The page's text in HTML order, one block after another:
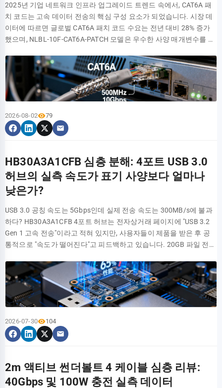
2025년 기업 네트워크 인프라 업그레이드 트렌드 속에서, CAT6A 패
치 코드는 고속 데이터 전송의 핵심 구성 요소가 되었습니다. 시장 데
이터에 따르면 글로벌 CAT6A 패치 코드 수요는 전년 대비 28% 증가
했으며, NLBL-10F-CAT6A-PATCH 모델은 우수한 사양 매개변수를 바
있습니다. 이 패치 코드는 과연 어떤 특별한 점이 있을까요? 성능 지표
는 미래의 네트워크 요구 사항을 어떻게 충족할까요? 본 문서에서는
최신 업계 데이터를 바탕으로 NLBL-10F-CAT6A-PATCH 패치 코드의
핵심 사양과 성능을 종합적으로 분석합니다. NLBL-10F-CAT6A-
시장 포지셔닝 CAT6A(Augmented Category 6) 표준은 TIA/EIA-568-
C.2에 의해 정의되며, 기존 CAT6의 250MHz 대비 두 배 향상된
는 신축 종합 배선 시스템의 '새로운 기준' 표준이 되었습니다. NLBL-
10F-CAT6A-PATCH는 바로 이러한 요구에 맞춰 설계된 10피트 고성
능 패치 코드 제품입니다. NLBL-10F-CAT6A-PATCH 모델명 디코딩 및
적용 시나리오 모델 구성으로 볼 때, 'NLBL'은 제품 시리즈를 나타내
고, '10F'는 10피트(약 3.05미터) 길이 규격을 명시하며, 'CAT6A'는 향
상된 6급 표준을 준수함을 보여주고, 'PATCH'는 패치 코드(Patch
Cord) 속성을 확인해 줍니다. 이 길이 설계는 캐비닛 패치 패널에서 스
위치까지의 대부분의 연결 거리 요구 사항을 커버하여 데이터 센터,
개변수 심층 분석 전기적 성능 지표: 대역폭에서 누화 제어까지 NLBL-
10F-CAT6A-PATCH 패치 코드의 핵심 전기적 성능에는 500MHz 대역
폭 지원, 100미터 채널 내 10Gbps 전송 능력, 그리고 핵심 반사 손실
(Return Loss) 및 누화 지표가 포함됩니다. 삽입 손실(Insertion Loss)
이내로 제어되어 신호 무결성을 보장합니다. 패치 코드를 선택할 때는
이러한 매개변수가 네트워크 전송의 안정성과 신뢰성을 직접 결정하
질 사양 이 패치 코드는 4쌍의 23AWG(미국 선규격) 무산소동 도체를
사용하고, 절연층은 유전율을 낮추기 위해 발포 폴리에틸렌(FPE)을
2026-08-02 79
HB30A3A1CFB 심층 분해: 4포트 USB 3.0
허브의 실측 속도가 표기 사양보다 얼마나
낮은가?
USB 3.0 공칭 속도는 5Gbps인데 실제 전송 속도는 300MB/s에 불과
하다? HB30A3A1CFB 4포트 허브는 전자상거래 페이지에 "USB 3.2
Gen 1 고속 전송"이라고 적혀 있지만, 사용자들이 제품을 받은 후 공
통적으로 "속도가 떨어진다"고 피드백하고 있습니다. 20GB 파일 전
로 실제 성능을 보여드립니다. 제품 포지셔닝 및 하드웨어 아키텍처
분석 HB30A3A1CFB는 흔히 볼 수 있는 플라스틱 하우징 디자인에 케
이블 길이는 약 0.3m로, 휴대용 시나리오를 주 타깃으로 합니다. 4개
의 USB-A 포트가 일렬로 배열되어 있으며 간격이 적당하여 대부분의
전원 인터페이스가 없으며 전적으로 호스트의 USB 포트 전원 공급에
의존하므로, 이러한 포지셔닝이 성능의 한계를 결정짓습니다.
니다. 실제 인터페이스 구성은 1인 입력, 4아웃 출력으로, 업스트림 포
트는 컴퓨터에 연결되고 다운스트림 포트는 4개의 USB 3.0 포트로 확
2026-07-30 104
2m 액티브 썬더볼트 4 케이블 심층 리뷰:
40Gbps 및 100W 충전 실측 데이터